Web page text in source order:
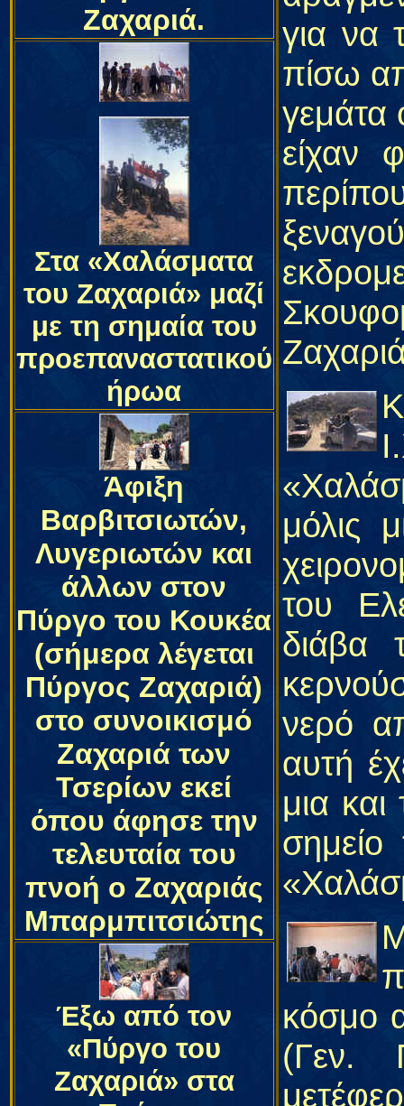
Ζαχαριά.
Στα «Χαλάσματα
του Ζαχαριά» μαζί
με τη σημαία του
προεπαναστατικού
ήρωα
Άφιξη
Βαρβιτσιωτών,
Λυγεριωτών και
άλλων στον
Πύργο του Κουκέα
(σήμερα λέγεται
Πύργος Ζαχαριά)
στο συνοικισμό
Ζαχαριά των
Τσερίων εκεί
όπου άφησε την
τελευταία του
πνοή ο Ζαχαριάς
Μπαρμπιτσιώτης
Έξω από τον
«Πύργο του
Ζαχαριά» στα
για να
πίσω
γεμάτα
είχαν
μόλις
του
διάβα
νερό
αυτή
μια
κόσμο
(Γεν.